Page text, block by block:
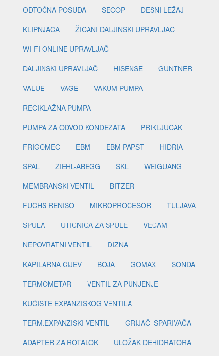
ODTOČNA POSUDA SECOP
DESNI LEŽAJ
KLIPNJAČA
ŽIČANI DALJINSKI UPRAVLJAČ
WI-FI ONLINE UPRAVLJAČ
DALJINSKI UPRAVLJAČ
HISENSE
GUNTNER
VALUE
VAGE
VAKUM PUMPA
RECIKLAŽNA PUMPA
PUMPA ZA ODVOD KONDEZATA
PRIKLJUČAK
FRIGOMEC
EBM EBM PAPST
HIDRIA
SPAL
ZIEHL-ABEGG SKL
WEIGUANG
MEMBRANSKI VENTIL
BITZER
FUCHS RENISO
MIKROPROCESOR
TULJAVA
ŠPULA
UTIČNICA ZA ŠPULE
VECAM
NEPOVRATNI VENTIL
DIZNA
KAPILARNA CIJEV
BOJA GOMAX
SONDA
TERMOMETAR
VENTIL ZA PUNJENJE
KUĆIŠTE EXPANZISKOG VENTILA
TERM.EXPANZISKI VENTIL
GRIJAČ ISPARIVAČA
ADAPTER ZA ROTALOK
ULOŽAK DEHIDRATORA